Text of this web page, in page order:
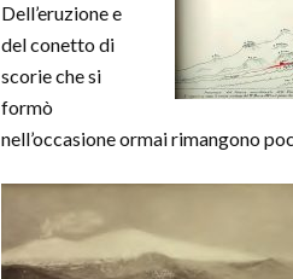
Dell’eruzione e
del conetto di
scorie che si
formò
nell’occasione ormai rimangono